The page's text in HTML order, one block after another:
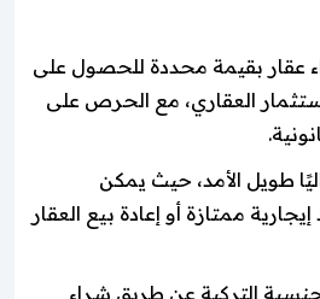
عقار بقيمة محددة للحصول على
العقاري، مع الحرص على
طويل الأمد، حيث يمكن
ممتازة أو إعادة بيع العقار
التركية عن طريق شراء